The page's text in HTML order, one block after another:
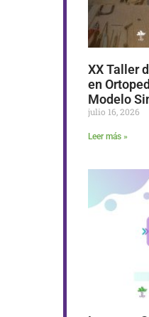
XX Taller
en
Modelo
julio 16, 2026
Leer más »